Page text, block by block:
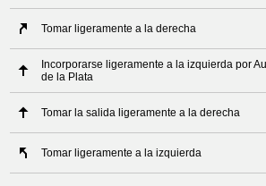
Tomar ligeramente a la derecha
Incorporarse ligeramente a la izquierda por
de la Plata
Tomar la salida ligeramente a la derecha
Tomar ligeramente a la izquierda